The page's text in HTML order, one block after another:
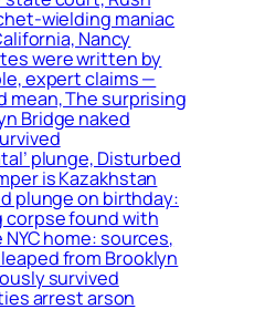
wielding maniac
Nancy
were written by
expert claims —
mean, The surprising
Bridge naked
plunge, Disturbed
is Kazakhstan
plunge on birthday:
corpse found with
home: sources,
from Brooklyn
survived
arrest arson